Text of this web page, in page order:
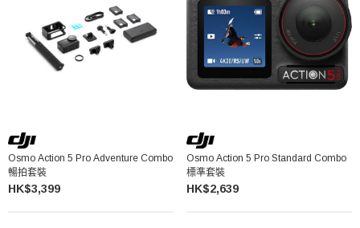
Osmo Action 5 Pro Adventure Combo
暢拍套裝
HK$3,399
Osmo Action 5 Pro Standard Combo
標準套裝
HK$2,639